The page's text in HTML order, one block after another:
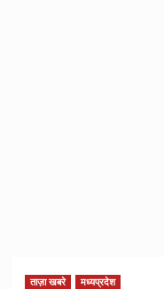
ताज़ा खबरे मध्यप्रदेश